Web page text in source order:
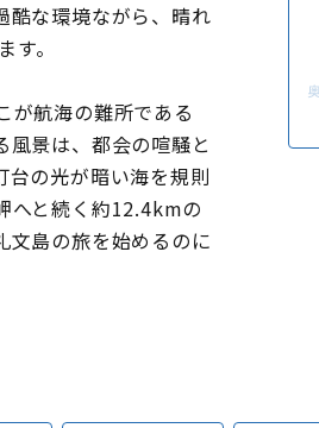
酷な環境ながら、晴れ
。
が航海の難所である
景は、都会の喧騒と
台の光が暗い海を規則
へと続く約12.4kmの
文島の旅を始めるのに